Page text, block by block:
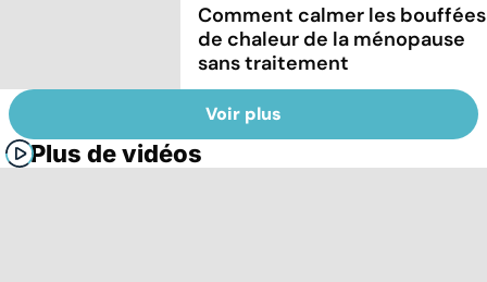
Comment calmer les bouffées
de chaleur de la ménopause
sans traitement
Voir plus
Plus de vidéos